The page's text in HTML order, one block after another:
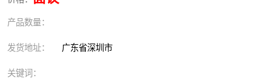
产品数量：
发货地址： 广东省深圳市
关键词：